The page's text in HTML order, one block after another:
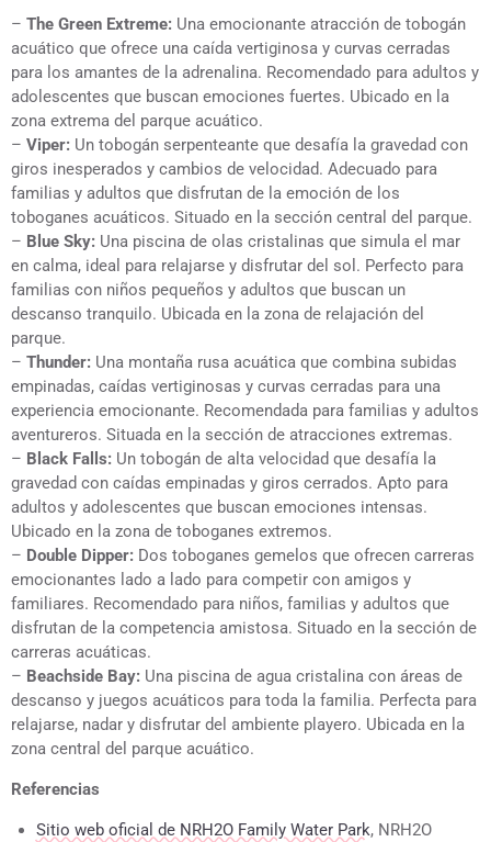
– The Green Extreme: Una emocionante atracción de tobogán
acuático que ofrece una caída vertiginosa y curvas cerradas
para los amantes de la adrenalina. Recomendado para adultos y
adolescentes que buscan emociones fuertes. Ubicado en la
zona extrema del parque acuático.
– Viper: Un tobogán serpenteante que desafía la gravedad con
giros inesperados y cambios de velocidad. Adecuado para
familias y adultos que disfrutan de la emoción de los
toboganes acuáticos. Situado en la sección central del parque.
– Blue Sky: Una piscina de olas cristalinas que simula el mar
en calma, ideal para relajarse y disfrutar del sol. Perfecto para
familias con niños pequeños y adultos que buscan un
descanso tranquilo. Ubicada en la zona de relajación del
parque.
– Thunder: Una montaña rusa acuática que combina subidas
empinadas, caídas vertiginosas y curvas cerradas para una
experiencia emocionante. Recomendada para familias y adultos
aventureros. Situada en la sección de atracciones extremas.
– Black Falls: Un tobogán de alta velocidad que desafía la
gravedad con caídas empinadas y giros cerrados. Apto para
adultos y adolescentes que buscan emociones intensas.
Ubicado en la zona de toboganes extremos.
– Double Dipper: Dos toboganes gemelos que ofrecen carreras
emocionantes lado a lado para competir con amigos y
familiares. Recomendado para niños, familias y adultos que
disfrutan de la competencia amistosa. Situado en la sección de
carreras acuáticas.
– Beachside Bay: Una piscina de agua cristalina con áreas de
descanso y juegos acuáticos para toda la familia. Perfecta para
relajarse, nadar y disfrutar del ambiente playero. Ubicada en la
zona central del parque acuático.
Referencias
Sitio web oficial de NRH2O Family Water Park, NRH2O